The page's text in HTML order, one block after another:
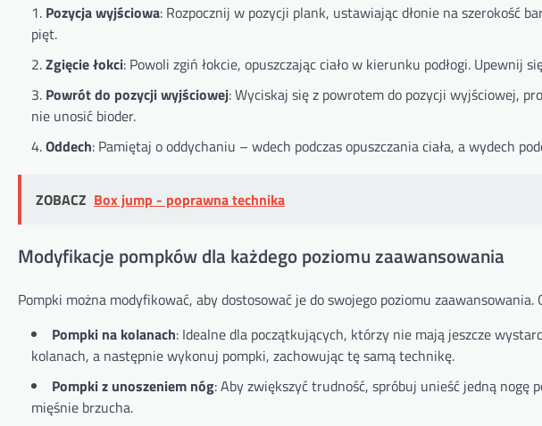
Pozycja wyjściowa: Rozpocznij w pozycji plank, ustawiając dłonie na szerokość
pięt.
Zgięcie łokci: Powoli zgiń łokcie, opuszczając ciało w kierunku podłogi. Upewnij
Powrót do pozycji wyjściowej: Wyciskaj się z powrotem do pozycji wyjściowej,
nie unosić bioder.
Oddech: Pamiętaj o oddychaniu – wdech podczas opuszczania ciała, a wydech
ZOBACZ Box jump - poprawna technika
Modyfikacje pompków dla każdego poziomu zaawansowania
Pompki można modyfikować, aby dostosować je do swojego poziomu
Pompki na kolanach: Idealne dla początkujących, którzy nie mają jeszcze
kolanach, a następnie wykonuj pompki, zachowując tę samą technikę.
Pompki z unoszeniem nóg: Aby zwiększyć trudność, spróbuj unieść jedną nogę
mięśnie brzucha.